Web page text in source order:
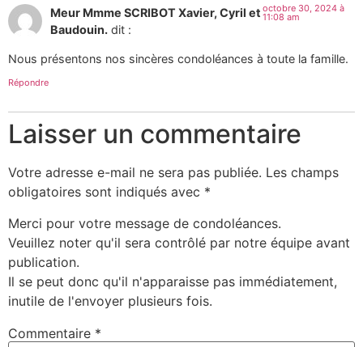
Meur Mmme SCRIBOT Xavier, Cyril et
Baudouin. dit :
octobre 30, 2024 à
11:08 am
Nous présentons nos sincères condoléances à toute la famille.
Répondre
Laisser un commentaire
Votre adresse e-mail ne sera pas publiée. Les champs
obligatoires sont indiqués avec *
Merci pour votre message de condoléances.
Veuillez noter qu'il sera contrôlé par notre équipe avant
publication.
Il se peut donc qu'il n'apparaisse pas immédiatement,
inutile de l'envoyer plusieurs fois.
Commentaire *